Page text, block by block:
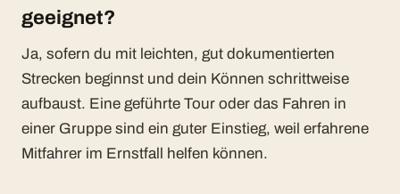
geeignet?
Ja, sofern du mit leichten, gut dokumentierten
Strecken beginnst und dein Können schrittweise
aufbaust. Eine geführte Tour oder das Fahren in
einer Gruppe sind ein guter Einstieg, weil erfahrene
Mitfahrer im Ernstfall helfen können.